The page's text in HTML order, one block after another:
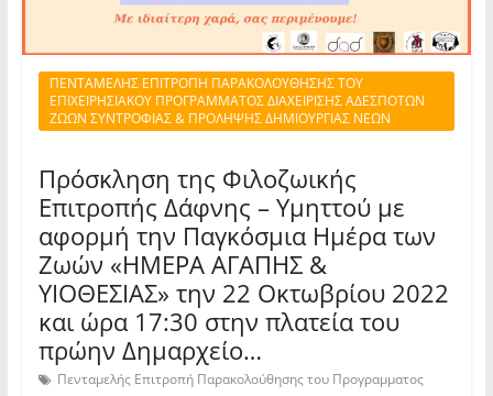
ΠΕΝΤΑΜΕΛΗΣ ΕΠΙΤΡΟΠΗ ΠΑΡΑΚΟΛΟΥΘΗΣΗΣ ΤΟΥ
ΕΠΙΧΕΙΡΗΣΙΑΚΟΥ ΠΡΟΓΡΑΜΜΑΤΟΣ ΔΙΑΧΕΙΡΙΣΗΣ ΑΔΕΣΠΟΤΩΝ
ΖΩΩΝ ΣΥΝΤΡΟΦΙΑΣ & ΠΡΟΛΗΨΗΣ ΔΗΜΙΟΥΡΓΙΑΣ ΝΕΩΝ
Πρόσκληση της Φιλοζωικής
Επιτροπής Δάφνης – Υμηττού με
αφορμή την Παγκόσμια Ημέρα των
Ζωών «ΗΜΕΡΑ ΑΓΑΠΗΣ &
ΥΙΟΘΕΣΙΑΣ» την 22 Οκτωβρίου 2022
και ώρα 17:30 στην πλατεία του
πρώην Δημαρχείο…
Πενταμελής Επιτροπή Παρακολούθησης του Προγραμματος